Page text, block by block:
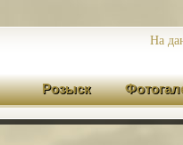
На
Розыск